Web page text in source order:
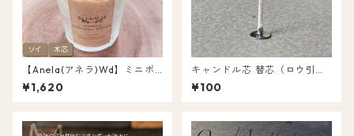
【Anela(アネラ)Wd】ミニボ
トル ソイ キャンドル 香木パロ
サント＆ホワイトセージ 木芯
¥1,620
キャンドル芯 替芯（ロウ引き
済）約8cm 1本〜10本セット
¥100